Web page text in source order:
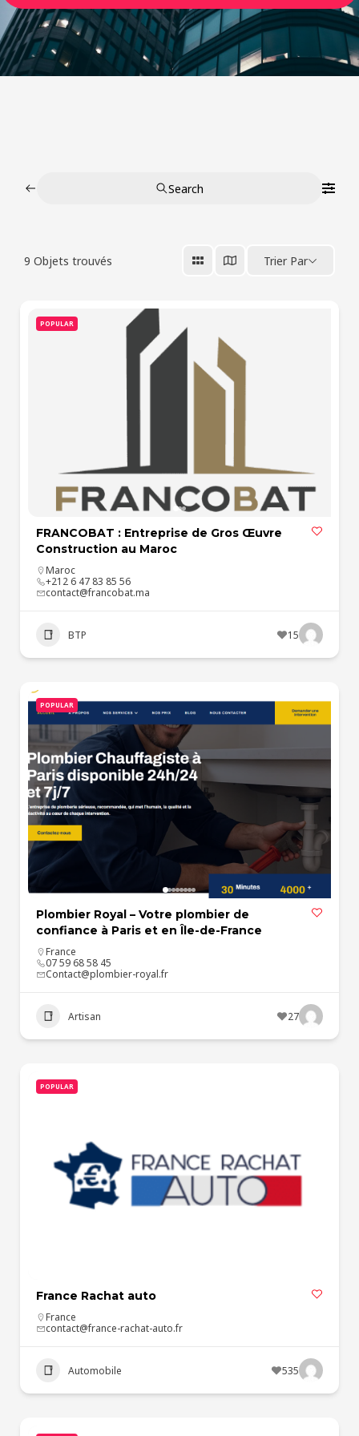
Search
9 Objets trouvés Trier Par
POPULAR
FRANCOBAT : Entreprise de Gros Œuvre
Construction au Maroc
Maroc
+212 6 47 83 85 56
contact@francobat.ma
BTP 15
POPULAR
Plombier Royal – Votre plombier de
confiance à Paris et en Île-de-France
France
07 59 68 58 45
Contact@plombier-royal.fr
Artisan 27
POPULAR
France Rachat auto
France
contact@france-rachat-auto.fr
Automobile 535